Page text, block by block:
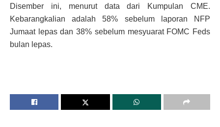
Disember ini, menurut data dari Kumpulan CME.
Kebarangkalian adalah 58% sebelum laporan NFP
Jumaat lepas dan 38% sebelum mesyuarat FOMC Feds
bulan lepas.